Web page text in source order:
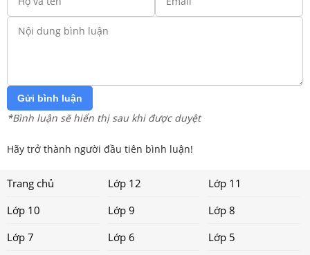
Gửi bình luận
*Bình luận sẽ hiển thị sau khi được duyệt
Hãy trở thành người đầu tiên bình luận!
Trang chủ Lớp 12
Lớp 11
Lớp 10
Lớp 9
Lớp 8
Lớp 7
Lớp 6 Lớp 5